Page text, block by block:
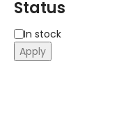
Status
In stock
Apply